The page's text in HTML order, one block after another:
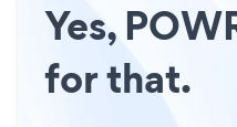
Yes,
for that.